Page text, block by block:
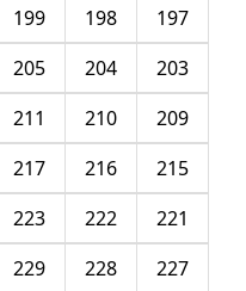
197
198
199
203
204
205
209
210
211
215
216
217
221
222
223
227
228
229